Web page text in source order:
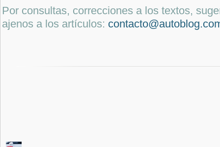
Por consultas, correcciones a los textos,
ajenos a los artículos: